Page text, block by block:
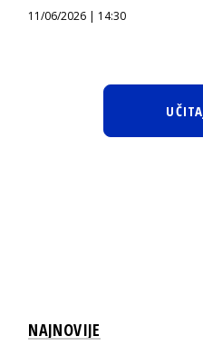
11/06/2026 | 14:30
NAJNOVIJE